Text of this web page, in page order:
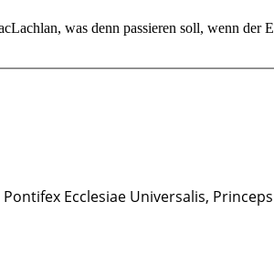
was denn passieren soll, wenn der
Ecclesiae Universalis,